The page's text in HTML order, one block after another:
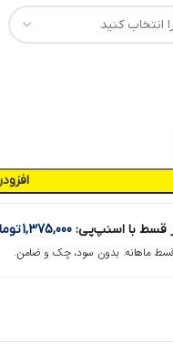
قسط با اسنپ‌پی: 1,375,000